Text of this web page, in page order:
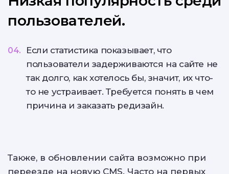
пользователей.
Если статистика показывает, что
пользователи задерживаются на сайте не
так долго, как хотелось бы, значит, их что-
то не устраивает. Требуется понять в чем
причина и заказать редизайн.
Также, в обновлении сайта возможно при
переезде на новую CMS. Часто на первых